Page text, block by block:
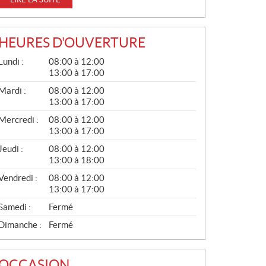
HEURES D'OUVERTURE
Lundi :
08:00 à 12:00
13:00 à 17:00
Mardi :
08:00 à 12:00
13:00 à 17:00
Mercredi :
08:00 à 12:00
13:00 à 17:00
:
08:00 à 12:00
13:00 à 18:00
:
08:00 à 12:00
13:00 à 17:00
:
Fermé
Dimanche :
Fermé